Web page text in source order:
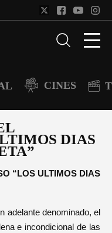
CINES
DIAS
“LOS ULTIMOS DIAS
adelante denominado, el
e incondicional de las